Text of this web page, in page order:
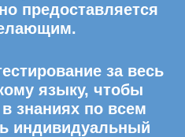
предоставляется
за весь
языку, чтобы
знаниях по всем
индивидуальный